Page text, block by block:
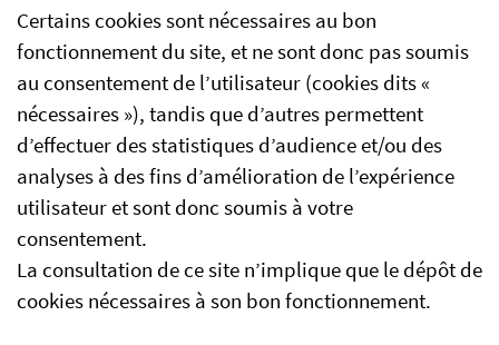
Certains cookies sont nécessaires au bon
fonctionnement du site, et ne sont donc pas soumis
au consentement de l’utilisateur (cookies dits «
nécessaires »), tandis que d’autres permettent
d’effectuer des statistiques d’audience et/ou des
analyses à des fins d’amélioration de l’expérience
utilisateur et sont donc soumis à votre
consentement.
La consultation de ce site n’implique que le dépôt de
cookies nécessaires à son bon fonctionnement.